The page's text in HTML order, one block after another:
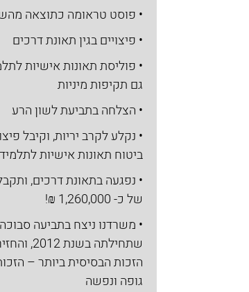
• פוסט טראומה כתוצאה
• פיצויים בגין תאונת דרכים
• פוליסת תאונות אישיות
גם תקיפות מיניות
• הצלחה בתביעת לשון הרע
• נקלע לקרב יריות, וקיבל
ביטוח תאונות אישיות
• נפגעה בתאונת דרכים,
של כ- 1,260,000 ₪!
• משרדנו ניצח בתביעה
שתחילתה
הזכות הבסיסית ביותר –
גופה ונפשה